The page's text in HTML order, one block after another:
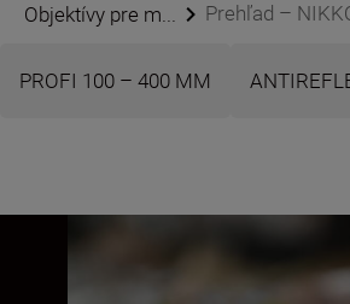
Objektívy pre m...
Prehľad –
PROFI 100 – 400 MM